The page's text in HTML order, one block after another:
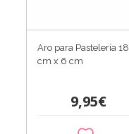
Aro para Pastelería 18
cm x 6 cm
9,95€